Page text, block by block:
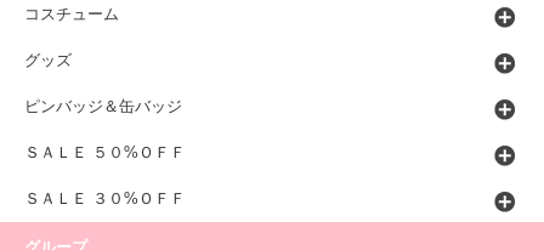
コスチューム
グッズ
ピンバッジ＆缶バッジ
ＳＡＬＥ ５０%ＯＦＦ
ＳＡＬＥ ３０%ＯＦＦ